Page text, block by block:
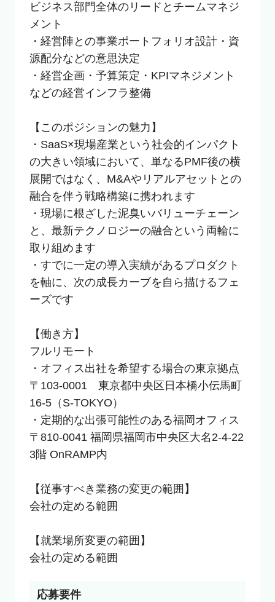
ビジネス部門全体のリードとチームマネジ
メント
・経営陣との事業ポートフォリオ設計・資
源配分などの意思決定
・経営企画・予算策定・KPIマネジメント
などの経営インフラ整備
【このポジションの魅力】
・SaaS×現場産業という社会的インパクト
の大きい領域において、単なるPMF後の横
展開ではなく、M&Aやリアルアセットとの
融合を伴う戦略構築に携われます
・現場に根ざした泥臭いバリューチェーン
と、最新テクノロジーの融合という両輪に
取り組めます
・すでに一定の導入実績があるプロダクト
を軸に、次の成長カーブを自ら描けるフェ
ーズです
【働き方】
フルリモート
・オフィス出社を希望する場合の東京拠点
〒103-0001　東京都中央区日本橋小伝馬町
16-5（S-TOKYO）
・定期的な出張可能性のある福岡オフィス
〒810-0041 福岡県福岡市中央区大名2-4-22
3階 OnRAMP内
【従事すべき業務の変更の範囲】
会社の定める範囲
【就業場所変更の範囲】
会社の定める範囲
応募要件